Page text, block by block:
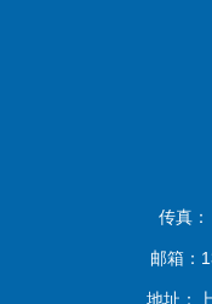
传真
邮箱：
地址：